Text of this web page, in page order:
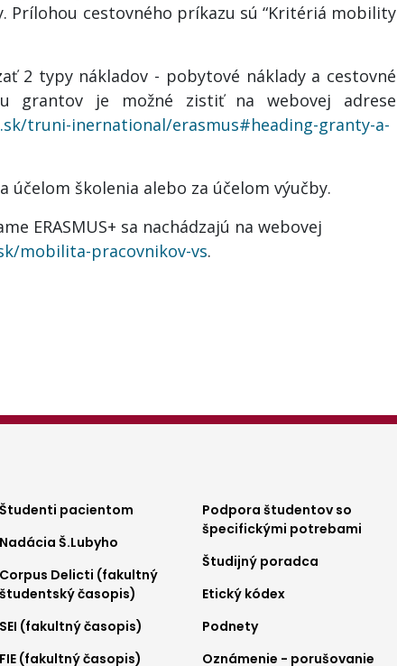
Prílohou cestovného príkazu sú “Kritériá mobility
2 typy nákladov - pobytové náklady a cestovné
grantov je možné zistiť na webovej adrese
truni-inernational/erasmus#heading-granty-a-
účelom školenia alebo za účelom výučby.
ERASMUS+ sa nachádzajú na webovej
mobilita-pracovnikov-vs.
Footer
menu
2
Študenti pacientom
Nadácia Š.Lubyho
Corpus Delicti (fakultný
študentský časopis)
SEI (fakultný časopis)
FIE (fakultný časopis)
Footer
menu
3
Podpora študentov so
špecifickými potrebami
Študijný poradca
Etický kódex
Podnety
Oznámenie - porušovanie